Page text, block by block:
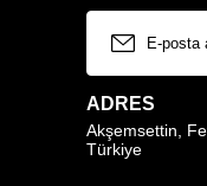
ADRES
Akşemsettin,
Türkiye